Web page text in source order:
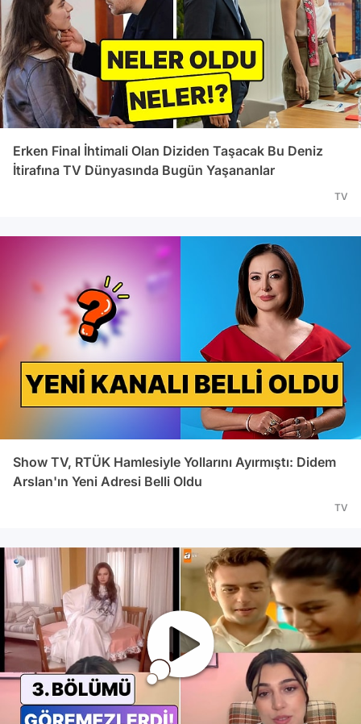
Erken Final İhtimali Olan Diziden Taşacak Bu Deniz
İtirafına TV Dünyasında Bugün Yaşananlar
TV
Show TV, RTÜK Hamlesiyle Yollarını Ayırmıştı: Didem
Arslan'ın Yeni Adresi Belli Oldu
TV